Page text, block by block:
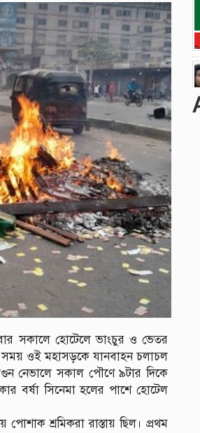
সকালে হোটেলে ভাংচুর ও ভেতর
ওই মহাসড়কে যানবাহন চলাচল
নেভালে সকাল পৌণে ৯টার দিকে
বর্ষা সিনেমা হলের পাশে হোটেল
শ্রমিকরা রাস্তায় ছিল। প্রথম